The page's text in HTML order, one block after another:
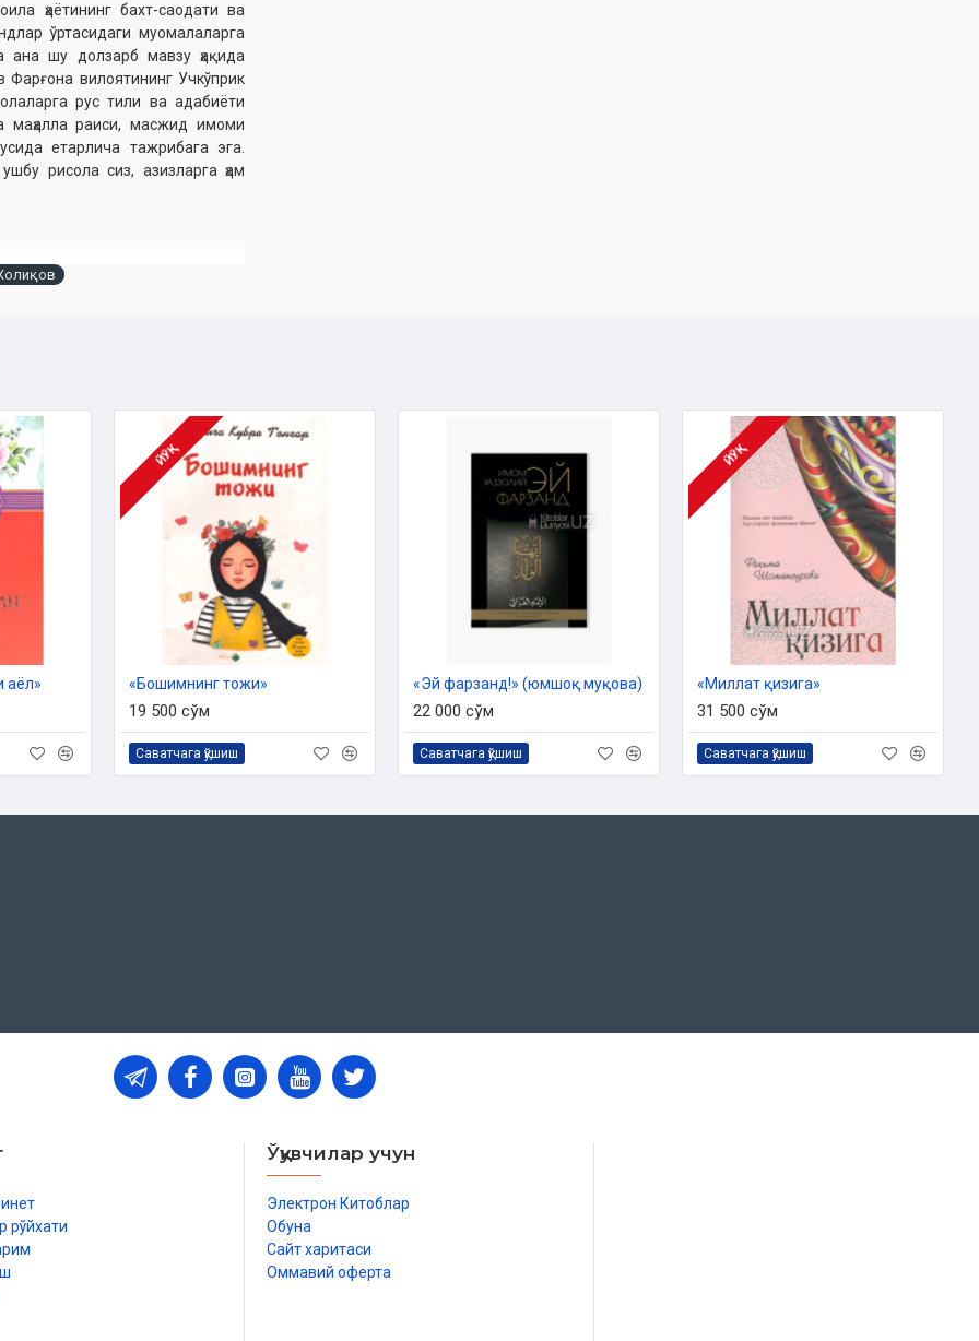
ҳаётининг бахт-саодати ва
ўртасидаги муомалаларга
ана шу долзарб мавзу ҳақида
вилоятининг Учкўприк
рус тили ва адабиёти
маҳалла раиси, масжид имоми
етарлича тажрибага эга.
рисола сиз, азизларга ҳам
йил 20 декабр санасидаги 03-
этилди.
аёл»
ЙЎҚ
«Бошимнинг тожи»
19 500 сўм
Саватчага қўшиш
«Эй фарзанд!» (юмшоқ муқова)
22 000 сўм
Саватчага қўшиш
ЙЎҚ
«Миллат қизига»
31 500 сўм
Саватчага қўшиш
рўйхати
Ўқувчилар учун
Электрон Китоблар
Обуна
Сайт харитаси
Оммавий оферта